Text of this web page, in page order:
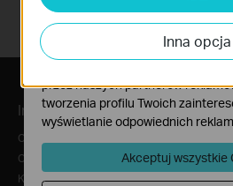
Informacje
O nas
Oświadczenie o zgodności TP-Link z
Kariera
Inna opcja
Analiza - Te pliki Cookies są
analizy ruchu na naszej stronie,
dostosowanie wyświetlanych treści.
przez naszych partnerów
tworzenia profilu Twoich
wyświetlanie odpowiednich
Akceptuj wszystkie